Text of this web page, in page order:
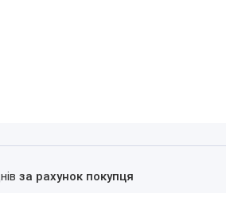
за рахунок покупця